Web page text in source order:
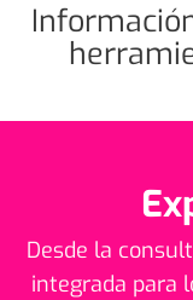
Desde la
integrada para